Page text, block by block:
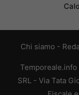
Chi siamo -
Temporeale.info
SRL - Via Tata